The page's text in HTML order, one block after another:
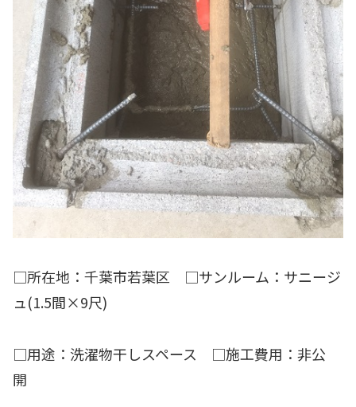
□所在地：千葉市若葉区 □サンルーム：サニージ
ュ(1.5間×9尺)
□用途：洗濯物干しスペース □施工費用：非公
開